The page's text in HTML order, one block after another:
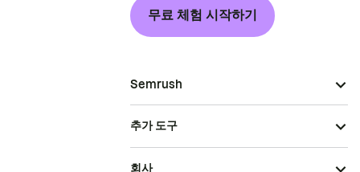
무료 체험 시작하기
Semrush
추가 도구
회사